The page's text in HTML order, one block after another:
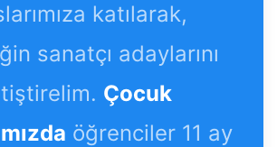
katılarak,
sanatçı adaylarını
Çocuk
öğrenciler 11 ay